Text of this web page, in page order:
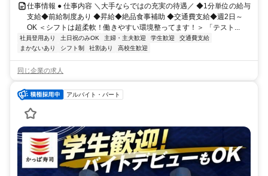
仕事情報 ● 仕事内容 ＼大手ならではの充実の待遇／ ◆1分単位の給与
支給◆前給制度あり ◆昇給◆絶品食事補助 ◆交通費支給◆週2日～
OK ＜シフトは超柔軟！働きやすい環境整ってます！＞ 「テスト...
社員登用あり 土日祝のみOK 主婦・主夫歓迎 学生歓迎
交通費支給
まかないあり
シフト制 社割あり 高校生歓迎
同じ企業の求人
アルバイト・パート